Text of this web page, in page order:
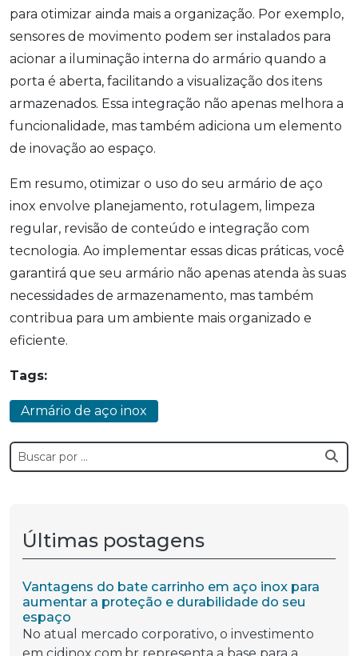
para otimizar ainda mais a organização. Por exemplo,
sensores de movimento podem ser instalados para
acionar a iluminação interna do armário quando a
porta é aberta, facilitando a visualização dos itens
armazenados. Essa integração não apenas melhora a
funcionalidade, mas também adiciona um elemento
de inovação ao espaço.
Em resumo, otimizar o uso do seu armário de aço
inox envolve planejamento, rotulagem, limpeza
regular, revisão de conteúdo e integração com
tecnologia. Ao implementar essas dicas práticas, você
garantirá que seu armário não apenas atenda às suas
necessidades de armazenamento, mas também
contribua para um ambiente mais organizado e
eficiente.
Tags:
Armário de aço inox
Últimas postagens
Vantagens do bate carrinho em aço inox para
aumentar a proteção e durabilidade do seu
espaço
No atual mercado corporativo, o investimento